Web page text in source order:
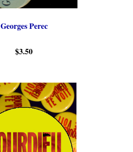
Georges Perec
$3.50